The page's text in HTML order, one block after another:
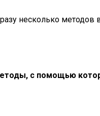
несколько
с помощью